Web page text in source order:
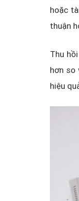
hoặc
thuận
Thu
hơn so
hiệu